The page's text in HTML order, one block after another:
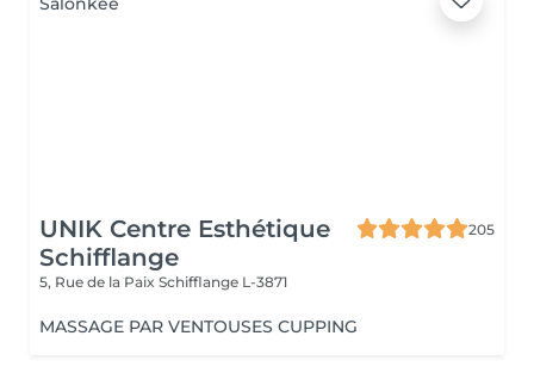
UNIK Centre Esthétique
Schifflange
205
5, Rue de la Paix Schifflange L-3871
MASSAGE PAR VENTOUSES CUPPING